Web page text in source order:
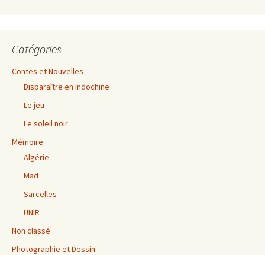
Catégories
Contes et Nouvelles
Disparaître en Indochine
Le jeu
Le soleil noir
Mémoire
Algérie
Mad
Sarcelles
UNIR
Non classé
Photographie et Dessin